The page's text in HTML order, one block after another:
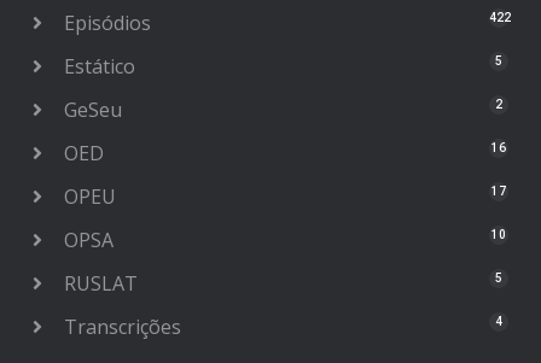
Episódios 422
Estático 5
GeSeu 2
OED 16
OPEU 17
OPSA 10
RUSLAT 5
Transcrições 4